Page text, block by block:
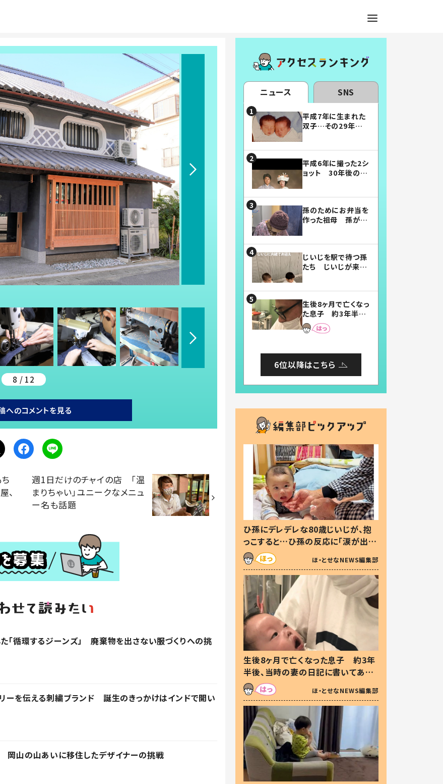
8 / 12
へのコメントを見る
、
週1日だけのチャイの店 「温
まりちゃい」ユニークなメニュ
ー名も話題
「循環するジーンズ」 廃棄物を出さない服づくりへの挑
ーを伝える刺繍ブランド 誕生のきっかけはインドで開い
岡山の山あいに移住したデザイナーの挑戦
ニュース SNS
平成7年に生まれた
双子…その29年後
平成6年に撮った2シ
ョット 30年後の姿
孫のためにお弁当を
作った祖母 孫が絶
じいじを駅で待つ孫
たち じいじが来た
まらない」「幸せにな
れる」
生後8ヶ月で亡くなっ
た息子 約3年半
後、当時の妻の日記
に書いてあった本音
6位以降はこちら
ひ孫にデレデレな80歳じいじが、抱
っこすると…ひ孫の反応に「涙が出ま
した」「可愛くて仕方ない」
ほ・とせなNEWS編集部
生後8ヶ月で亡くなった息子 約3年
半後、当時の妻の日記に書いてあっ
た本音とは
ほ・とせなNEWS編集部